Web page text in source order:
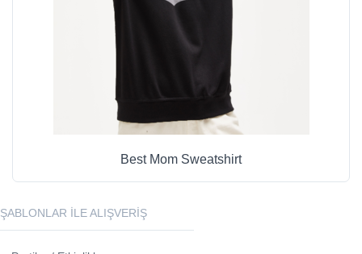
Best Mom Sweatshirt
ŞABLONLAR ILE ALIŞVERIŞ